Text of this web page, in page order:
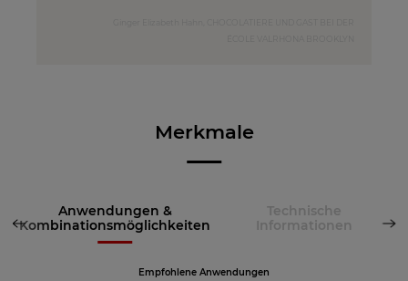
Merkmale
Anwendungen &
Kombinationsmöglichkeiten
Technische
Informationen
Empfohlene Anwendungen